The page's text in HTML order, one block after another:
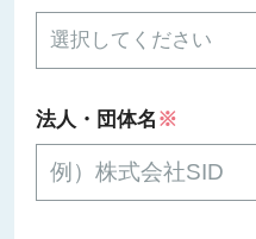
法人・団体名 ※